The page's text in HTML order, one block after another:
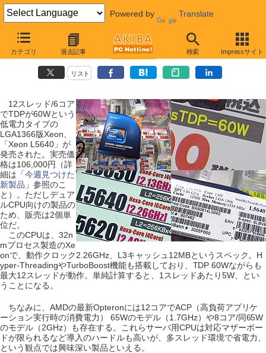
Powered by Translate
カテゴリ 過去記事 検索 Impressサイト
【 2010年4月17日号 】
12スレッドで60Wの6コアXeon登場、LGA1366対応
リスト
12スレッド/6コア
でTDPが60Wという
低電力タイプの
LGA1366版Xeon、
「Xeon L5640」が
発売された。実売価
格は106,000円（詳
細は「今週見つけた
新製品 」参照のこ
と）。ただしデュア
ルCPU向けの製品の
ため、販売は2個単
位だ。
このCPUは、32n
mプロセス製造のXe
onで、動作クロック2.26GHz、L3キャッシュ12MBというスペック。H
yper-ThreadingやTurboBoost機能も搭載しており、TDP 60Wながらも
最大12スレッドが動作。単純計算すると、1スレッドあたり5W、とい
うことになる。
ちなみに、AMDの最新Opteronには12コアでACP（高負荷アプリケ
ーション実行時の消費電力） 65Wのモデル（1.7GHz）や8コア/同65W
のモデル（2GHz）も存在する。これらサーバ用CPUは対応マザーボー
ドが限られるなど導入のハードルも高いが、多スレッド環境で省電力、
という観点では興味深い製品といえる。